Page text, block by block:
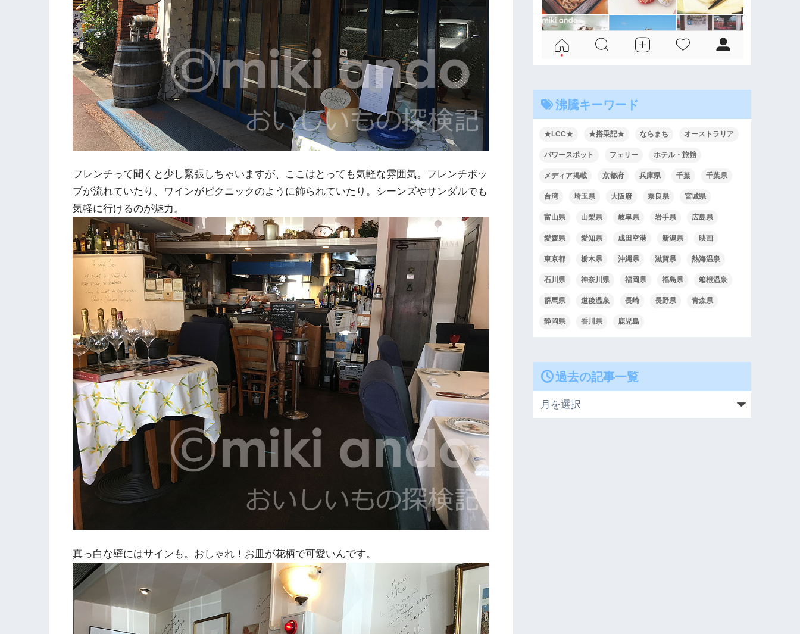
フレンチって聞くと少し緊張しちゃいますが、ここはとっても気軽な雰囲気。フレンチポッ
プが流れていたり、ワインがピクニックのように飾られていたり。シーンズやサンダルでも
気軽に行けるのが魅力。
真っ白な壁にはサインも。おしゃれ！お皿が花柄で可愛いんです。
沸騰キーワード
★LCC★ ★搭乗記★ ならまち オーストラリア
パワースポット フェリー ホテル・旅館
メディア掲載 京都府 兵庫県 千葉 千葉県
台湾 埼玉県 大阪府 奈良県 宮城県
富山県 山梨県 岐阜県 岩手県 広島県
愛媛県 愛知県 成田空港 新潟県 映画
東京都 栃木県 沖縄県 滋賀県 熱海温泉
石川県 神奈川県 福岡県 福島県 箱根温泉
群馬県 道後温泉 長崎 長野県 青森県
静岡県 香川県 鹿児島
過去の記事一覧